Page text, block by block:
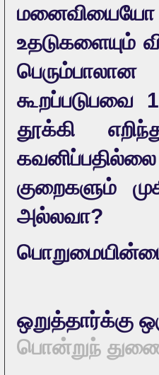
மனைவியையோ
உதடுகளையும்
கூறப்படுபவை
தூக்கி
குறைகளும்
அல்லவா?
ஒறுத்தார்க்கு
பொன்றுந்